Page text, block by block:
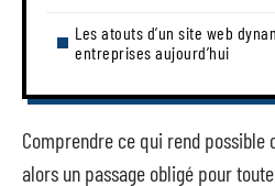
Les atouts d’un site web
entreprises aujourd’hui
Comprendre ce qui rend possible
alors un passage obligé pour